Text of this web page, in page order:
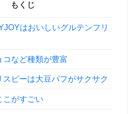
もくじ
はおいしいグルテンフリ
コなど種類が豊富
スピーは大豆パフがサクサク
こがすごい